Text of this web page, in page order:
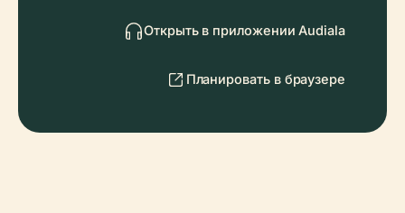
Открыть в приложении Audiala
Планировать в браузере